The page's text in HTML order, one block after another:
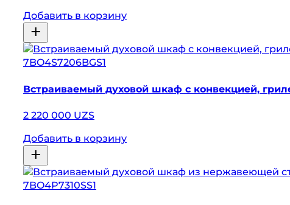
Добавить в корзину
7BO4S7206BGS1
Встраиваемый духовой шкаф с конвекцией,
2 220 000 UZS
Добавить в корзину
7BO4P7310SS1